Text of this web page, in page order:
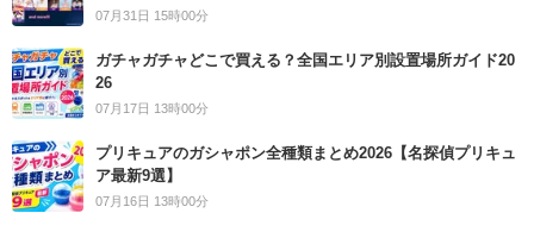
07月31日 15時00分
ガチャガチャどこで買える？全国エリア別設置場所ガイド20
26
07月17日 13時00分
プリキュアのガシャポン全種類まとめ2026【名探偵プリキュ
ア最新9選】
07月16日 13時00分